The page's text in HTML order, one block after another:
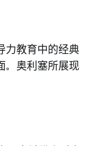
力教育中的经典
。奥利塞所展现